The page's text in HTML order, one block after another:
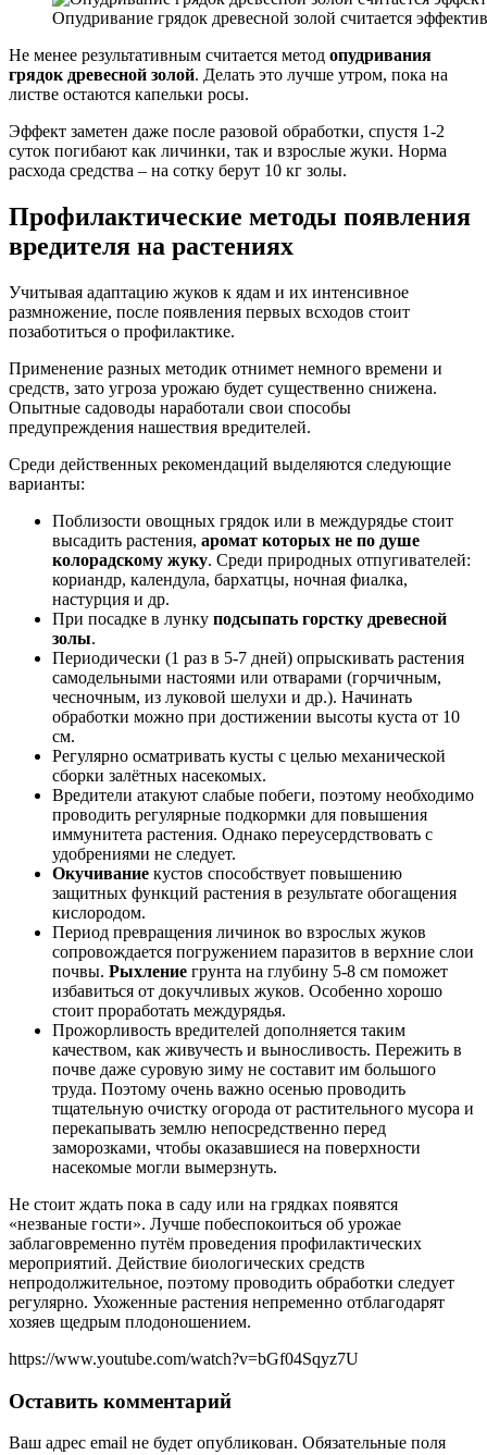
Опудривание грядок древесной золой считается
Не менее результативным считается метод опудривания
грядок древесной золой. Делать это лучше утром, пока на
листве остаются капельки росы.
Эффект заметен даже после разовой обработки, спустя 1-2
суток погибают как личинки, так и взрослые жуки. Норма
расхода средства – на сотку берут 10 кг золы.
Профилактические методы появления
вредителя на растениях
Учитывая адаптацию жуков к ядам и их интенсивное
размножение, после появления первых всходов стоит
позаботиться о профилактике.
Применение разных методик отнимет немного времени и
средств, зато угроза урожаю будет существенно снижена.
Опытные садоводы наработали свои способы
предупреждения нашествия вредителей.
Среди действенных рекомендаций выделяются следующие
варианты:
Поблизости овощных грядок или в междурядье стоит
высадить растения, аромат которых не по душе
колорадскому жуку. Среди природных отпугивателей:
кориандр, календула, бархатцы, ночная фиалка,
настурция и др.
При посадке в лунку подсыпать горстку древесной
золы.
Периодически (1 раз в 5-7 дней) опрыскивать растения
самодельными настоями или отварами (горчичным,
чесночным, из луковой шелухи и др.). Начинать
обработки можно при достижении высоты куста от 10
см.
Регулярно осматривать кусты с целью механической
сборки залётных насекомых.
Вредители атакуют слабые побеги, поэтому необходимо
проводить регулярные подкормки для повышения
иммунитета растения. Однако переусердствовать с
удобрениями не следует.
Окучивание кустов способствует повышению
защитных функций растения в результате обогащения
кислородом.
Период превращения личинок во взрослых жуков
сопровождается погружением паразитов в верхние слои
почвы. Рыхление грунта на глубину 5-8 см поможет
избавиться от докучливых жуков. Особенно хорошо
стоит проработать междурядья.
Прожорливость вредителей дополняется таким
качеством, как живучесть и выносливость. Пережить в
почве даже суровую зиму не составит им большого
труда. Поэтому очень важно осенью проводить
тщательную очистку огорода от растительного мусора и
перекапывать землю непосредственно перед
заморозками, чтобы оказавшиеся на поверхности
насекомые могли вымерзнуть.
Не стоит ждать пока в саду или на грядках появятся
«незваные гости». Лучше побеспокоиться об урожае
заблаговременно путём проведения профилактических
мероприятий. Действие биологических средств
непродолжительное, поэтому проводить обработки следует
регулярно. Ухоженные растения непременно отблагодарят
хозяев щедрым плодоношением.
https://www.youtube.com/watch?v=bGf04Sqyz7U
Оставить комментарий
Ваш адрес email не будет опубликован. Обязательные поля